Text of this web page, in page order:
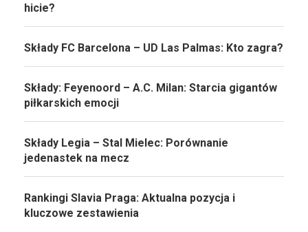
hicie?
Składy FC Barcelona – UD Las Palmas: Kto zagra?
Składy: Feyenoord – A.C. Milan: Starcia gigantów
piłkarskich emocji
Składy Legia – Stal Mielec: Porównanie
jedenastek na mecz
Rankingi Slavia Praga: Aktualna pozycja i
kluczowe zestawienia